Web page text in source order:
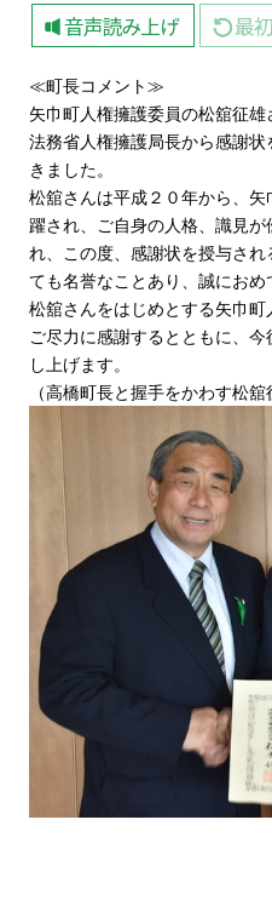
≪町長コメント≫
矢巾町人権擁護委員の松舘征
法務省人権擁護局長から感謝
きました。
松舘さんは平成２０年から、
躍され、ご自身の人格、識見
れ、この度、感謝状を授与さ
ても名誉なことあり、誠におめ
松舘さんをはじめとする矢巾
ご尽力に感謝するとともに、
し上げます。
（高橋町長と握手をかわす松